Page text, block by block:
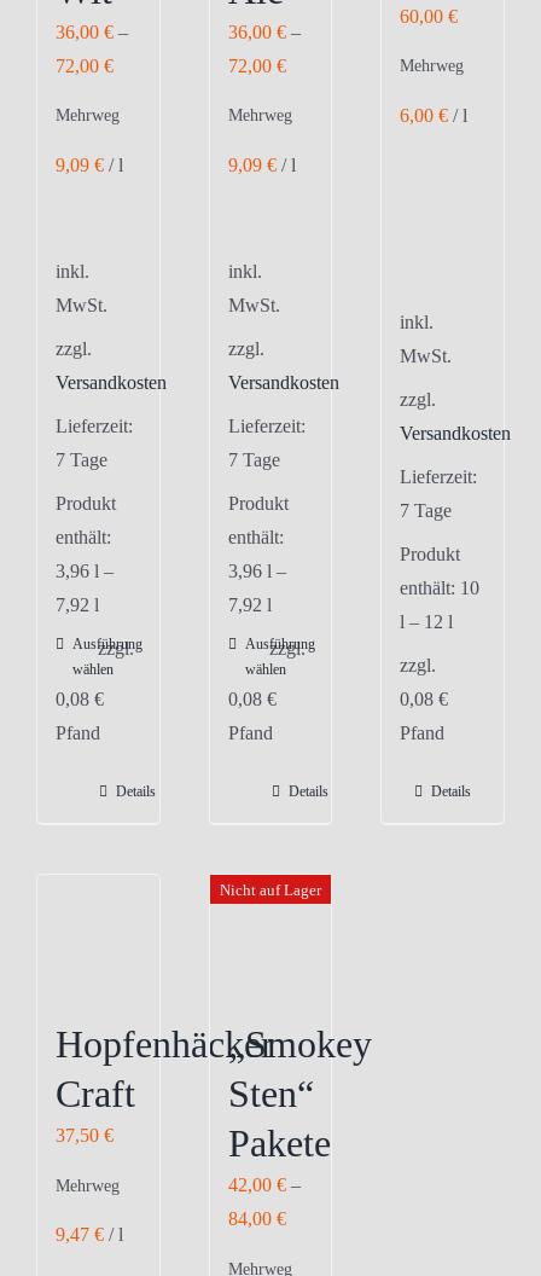
36,00 € –
72,00 €
Mehrweg
9,09 € /l
inkl.
MwSt.
zzgl.
Versandkosten
Lieferzeit:
7 Tage
Produkt
enthält:
3,96 l –
7,92 l
Ausführung
wählen
Dieses
Produkt
Varianten
gewählt
werden
zzgl.
0,08 €
Pfand
Details
36,00 €–
72,00 €
Mehrweg
9,09 €/l
inkl.
MwSt.
zzgl.
Versandkosten
Lieferzeit:
7 Tage
Produkt
enthält:
3,96 l –
7,92 l
Ausführung
wählen
Dieses
Produkt
Varianten
Optionen
gewählt
werden
zzgl.
0,08 €
Pfand
Details
60,00€
Mehrweg
6,00€ /l
inkl.
MwSt.
zzgl.
Versandkosten
Lieferzeit:
7 Tage
Produkt
enthält: 10
l – 12l
zzgl.
0,08€
Pfand
Details
Hopfenhäcker
Craft
37,50 €
Mehrweg
9,47 € /l
Nicht auf Lager
„Smokey
Sten“
Pakete
42,00 €–
84,00 €
Mehrweg